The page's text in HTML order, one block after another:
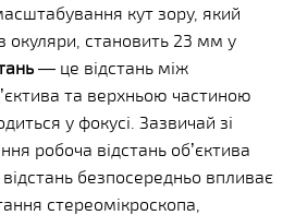
кут зору, який
окуляри, становить 23 мм у
— це відстань між
та верхньою частиною
у фокусі. Зазвичай зі
робоча відстань об’єктива
безпосередньо впливає
стереомікроскопа,